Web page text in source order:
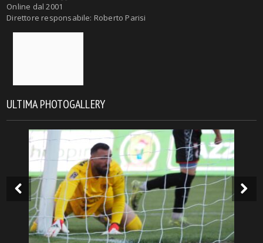
Online dal 2001
Direttore responsabile: Roberto Parisi
ULTIMA PHOTOGALLERY